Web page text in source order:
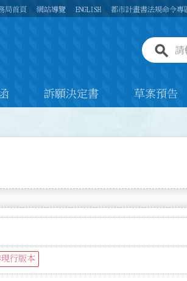
局首頁 網站導覽 ENGLISH 都市計畫書法規命令專
全
訴願決定書 草案預告
行版本